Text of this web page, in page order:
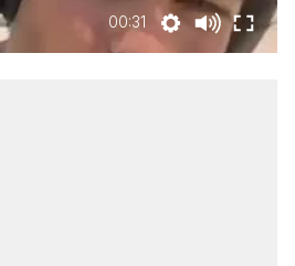
00:31